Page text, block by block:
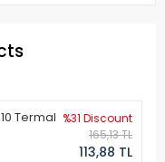
Termal %31 Discount
165,13 TL
113,88 TL